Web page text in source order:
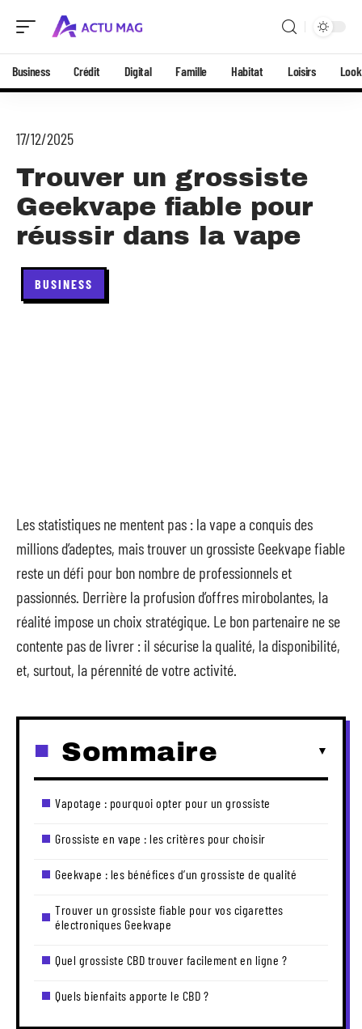
Business Crédit Digital Famille Habitat Loisirs Look
17/12/2025
Trouver un grossiste
Geekvape fiable pour
réussir dans la vape
BUSINESS
Les statistiques ne mentent pas : la vape a conquis des
millions d’adeptes, mais trouver un grossiste Geekvape fiable
reste un défi pour bon nombre de professionnels et
passionnés. Derrière la profusion d’offres mirobolantes, la
réalité impose un choix stratégique. Le bon partenaire ne se
contente pas de livrer : il sécurise la qualité, la disponibilité,
et, surtout, la pérennité de votre activité.
Sommaire
Vapotage : pourquoi opter pour un grossiste
Grossiste en vape : les critères pour choisir
Geekvape : les bénéfices d’un grossiste de qualité
Trouver un grossiste fiable pour vos cigarettes
électroniques Geekvape
Quel grossiste CBD trouver facilement en ligne ?
Quels bienfaits apporte le CBD ?